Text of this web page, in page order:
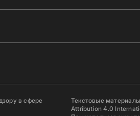
в сфере
Текстовые
Attribution 4.0